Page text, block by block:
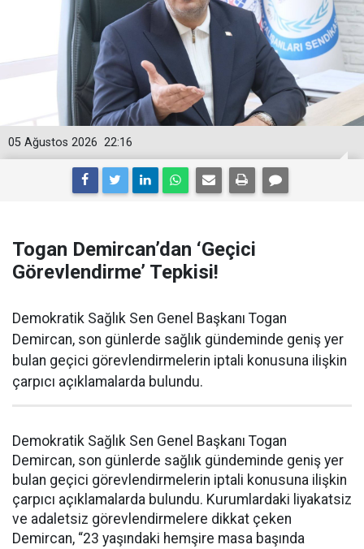
22:16
05 Ağustos 2026
Togan Demircan’dan ‘Geçici
Görevlendirme’ Tepkisi!
Demokratik Sağlık Sen Genel Başkanı Togan
Demircan, son günlerde sağlık gündeminde geniş yer
bulan geçici görevlendirmelerin iptali konusuna ilişkin
çarpıcı açıklamalarda bulundu.
Demokratik Sağlık Sen Genel Başkanı Togan
Demircan, son günlerde sağlık gündeminde geniş yer
bulan geçici görevlendirmelerin iptali konusuna ilişkin
çarpıcı açıklamalarda bulundu. Kurumlardaki liyakatsiz
ve adaletsiz görevlendirmelere dikkat çeken
Demircan, “23 yaşındaki hemşire masa başında